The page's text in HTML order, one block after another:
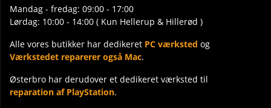
Mandag - fredag: 09:00 - 17:00
Lørdag: 10:00 - 14:00 ( Kun Hellerup & Hillerød )
Alle vores butikker har dedikeret PC værksted og
Værkstedet reparerer også Mac.
Østerbro har derudover et dedikeret værksted til
reparation af PlayStation.